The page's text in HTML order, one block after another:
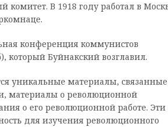
В 1918 году работал в
конференция коммунистов
который Буйнакский возглавил.
уникальные материалы, связанные
материалы о революционной
о его революционной работе. Эти
для изучения революционного